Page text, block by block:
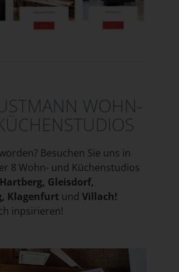
WOHN-
Besuchen Sie uns in
8 Wohn- und Küchenstudios
Gleisdorf,
Klagenfurt und Villach!
inpsirieren!